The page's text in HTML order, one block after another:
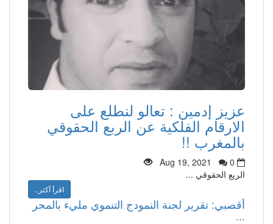
عزيز إدمين : تعالو لنطلع على
الارقام الفلكية عن الربع الحقوقي
بالمغرب !!
Aug 19, 2021
0
الريع الحقوقي ...
اقرأ أكثر..
أقصبي: تقرير لجنة النمودج التنموي مليء بالمحر